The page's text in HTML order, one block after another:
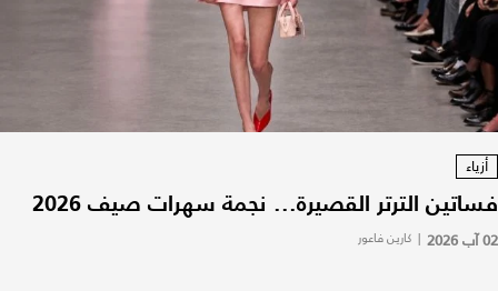
أزياء
فساتين الترتر القصيرة... نجمة سهرات صيف 2026
02 آب 2026 | كارين فاعور